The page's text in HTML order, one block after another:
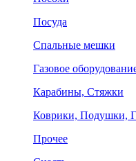
Посуда
Спальные мешки
Газовое
Карабины, Стяжки
Коврики, Подушки,
Прочее